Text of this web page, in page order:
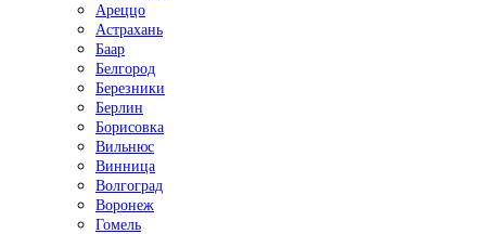
Ареццо
Астрахань
Баар
Белгород
Березники
Берлин
Борисовка
Вильнюс
Винница
Волгоград
Воронеж
Гомель